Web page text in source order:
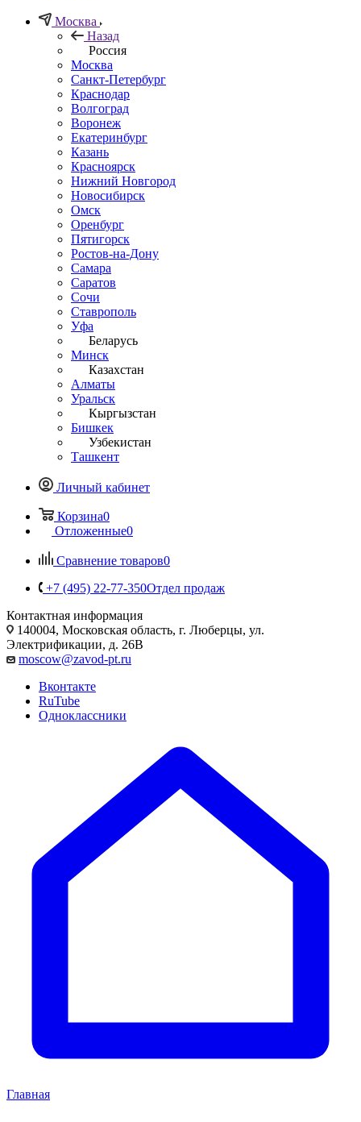
Москва
Назад
Россия
Москва
Санкт-Петербург
Краснодар
Волгоград
Воронеж
Екатеринбург
Казань
Красноярск
Нижний Новгород
Новосибирск
Омск
Оренбург
Пятигорск
Ростов-на-Дону
Самара
Саратов
Сочи
Ставрополь
Уфа
Беларусь
Минск
Казахстан
Алматы
Уральск
Кыргызстан
Бишкек
Узбекистан
Ташкент
Личный кабинет
Корзина0
Отложенные0
Сравнение товаров0
+7 (495) 22-77-350Отдел продаж
Контактная информация
140004, Московская область, г. Люберцы, ул.
Электрификации, д. 26В
moscow@zavod-pt.ru
Вконтакте
RuTube
Одноклассники
Главная